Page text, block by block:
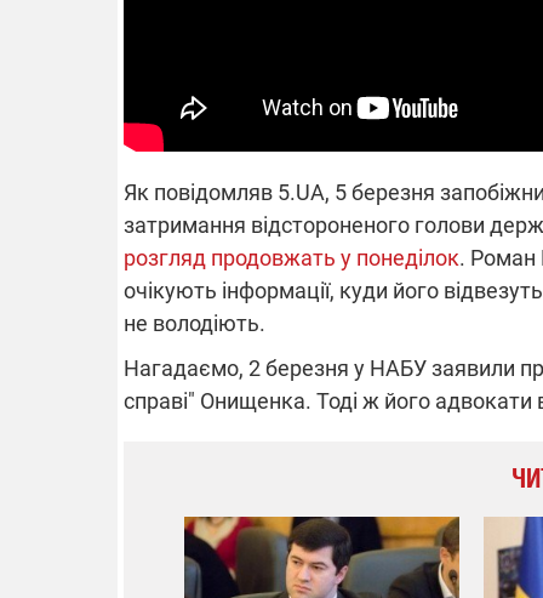
Як повідомляв 5.UA, 5 березня
затримання відстороненого голови
розгляд продовжать у понеділок. Роман
очікують інформації, куди його
не володіють.
Нагадаємо, 2 березня у НАБУ заявили
справі" Онищенка. Тоді ж його адвокати